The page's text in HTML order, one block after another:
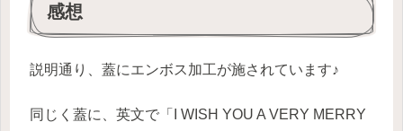
感想
説明通り、蓋にエンボス加工が施されています♪
同じく蓋に、英文で「I WISH YOU A VERY MERRY